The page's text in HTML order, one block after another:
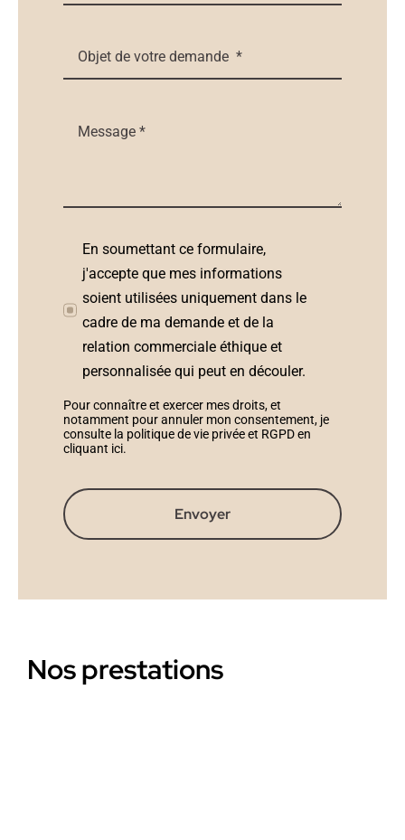
En soumettant ce formulaire,
j'accepte que mes informations
soient utilisées uniquement dans le
cadre de ma demande et de la
relation commerciale éthique et
personnalisée qui peut en découler.
Pour connaître et exercer mes droits, et
notamment pour annuler mon consentement, je
consulte la politique de vie privée et RGPD en
cliquant ici.
Envoyer
Nos prestations